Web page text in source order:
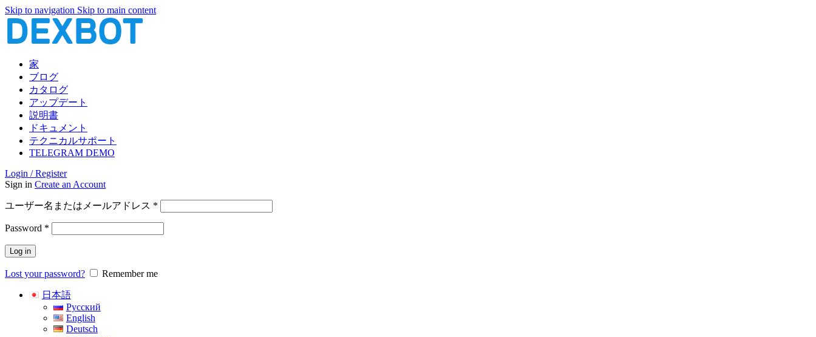
Skip to navigation Skip to main content
家
ブログ
カタログ
アップデート
説明書
ドキュメント
テクニカルサポート
TELEGRAM DEMO
Login / Register
Sign in Create an Account
ユーザー名またはメールアドレス *
Password *
Log in
Lost your password? Remember me
日本語
Русский
English
Deutsch